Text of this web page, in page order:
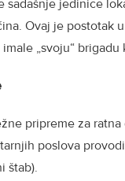
jedinice
Ovaj je postotak
„svoju“ brigadu
pripreme za
poslova
štab).